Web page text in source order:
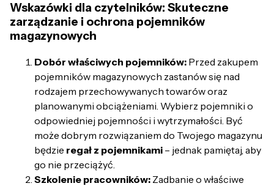
Wskazówki dla czytelników: Skuteczne
zarządzanie i ochrona pojemników
magazynowych
Dobór właściwych pojemników: Przed zakupem
pojemników magazynowych zastanów się nad
rodzajem przechowywanych towarów oraz
planowanymi obciążeniami. Wybierz pojemniki o
odpowiedniej pojemności i wytrzymałości. Być
może dobrym rozwiązaniem do Twojego magazynu
będzie regał z pojemnikami – jednak pamiętaj, aby
go nie przeciążyć.
Szkolenie pracowników: Zadbanie o właściwe